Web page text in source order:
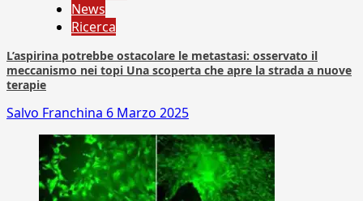
News
Ricerca
L’aspirina potrebbe ostacolare le metastasi: osservato il
meccanismo nei topi Una scoperta che apre la strada a nuove
terapie
Salvo Franchina 6 Marzo 2025